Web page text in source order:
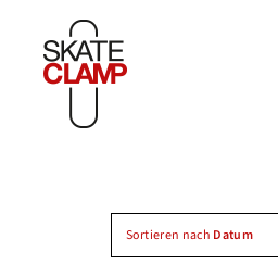
Inhalt
Features
Sortieren nach Datum